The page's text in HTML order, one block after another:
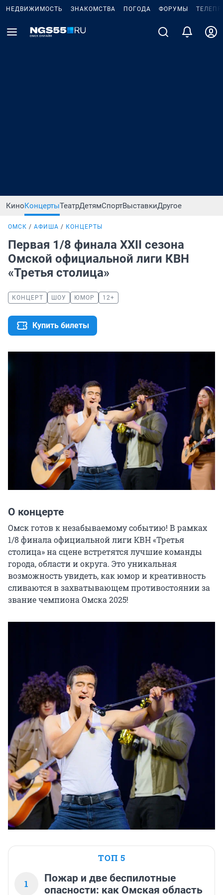
НЕДВИЖИМОСТЬ ЗНАКОМСТВА ПОГОДА ФОРУМЫ
КиноКонцертыТеатрДетямСпортВыставкиДругое
ОМСК АФИША КОНЦЕРТЫ
Первая 1/8 финала XXII сезона
Омской официальной лиги КВН
«Третья столица»
КОНЦЕРТ ШОУ ЮМОР 12+
Купить билеты
О концерте
Омск готов к незабываемому событию! В рамках
1/8 финала официальной лиги КВН «Третья
столица» на сцене встретятся лучшие команды
города, области и округа. Это уникальная
возможность увидеть, как юмор и креативность
сливаются в захватывающем противостоянии за
звание чемпиона Омска 2025!
ТОП 5
1
Пожар и две беспилотные
опасности: как Омская область